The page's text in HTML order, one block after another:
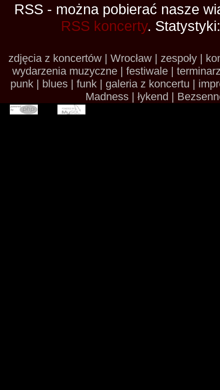
RSS - można pobierać nasze
RSS koncerty.
zdjęcia z koncertów | Wrocław | zespoły |
wydarzenia muzyczne | festiwale |
punk | blues | funk | galeria z koncertu |
Madness | łykend |